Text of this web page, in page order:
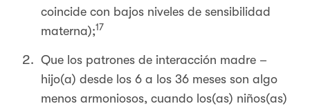
coincide con bajos niveles de sensibilidad
materna);17
Que los patrones de interacción madre –
hijo(a) desde los 6 a los 36 meses son algo
menos armoniosos, cuando los(as) niños(as)